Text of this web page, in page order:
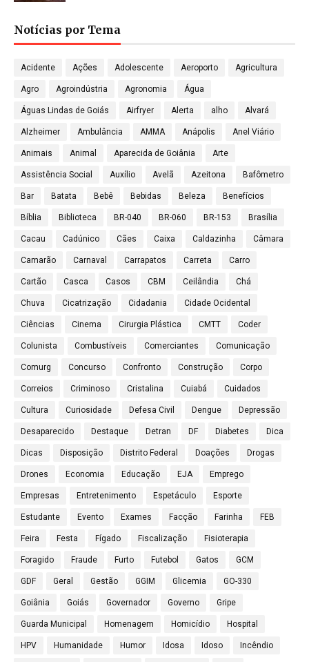
Notícias por Tema
Acidente Ações Adolescente Aeroporto Agricultura
Agro Agroindústria Agronomia Água
Águas Lindas de Goiás Airfryer Alerta alho Alvará
Alzheimer Ambulância AMMA Anápolis Anel Viário
Animais Animal Aparecida de Goiânia Arte
Assistência Social Auxílio Avelã Azeitona Bafômetro
Bar Batata Bebê Bebidas Beleza Benefícios
Bíblia Biblioteca BR-040 BR-060 BR-153 Brasília
Cacau Cadúnico Cães Caixa Caldazinha Câmara
Camarão Carnaval Carrapatos Carreta Carro
Cartão Casca Casos CBM Ceilândia Chá
Chuva Cicatrização Cidadania Cidade Ocidental
Ciências Cinema Cirurgia Plástica CMTT Coder
Colunista Combustíveis Comerciantes Comunicação
Comurg Concurso Confronto Construção Corpo
Correios Criminoso Cristalina Cuiabá Cuidados
Cultura Curiosidade Defesa Civil Dengue Depressão
Desaparecido Destaque Detran DF Diabetes Dica
Dicas Disposição Distrito Federal Doações Drogas
Drones Economia Educação EJA Emprego
Empresas Entretenimento Espetáculo Esporte
Estudante Evento Exames Facção Farinha FEB
Feira Festa Fígado Fiscalização Fisioterapia
Foragido Fraude Furto Futebol Gatos GCM
GDF Geral Gestão GGIM Glicemia GO-330
Goiânia Goiás Governador Governo Gripe
Guarda Municipal Homenagem Homicídio Hospital
HPV Humanidade Humor Idosa Idoso Incêndio